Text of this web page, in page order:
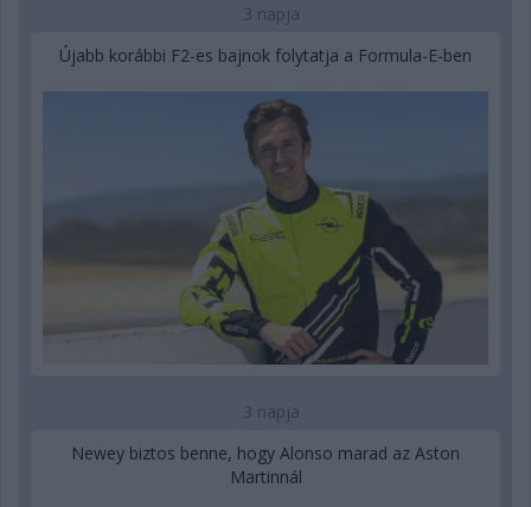
3 napja
Újabb korábbi F2-es bajnok folytatja a Formula-E-ben
3 napja
Newey biztos benne, hogy Alonso marad az Aston
Martinnál